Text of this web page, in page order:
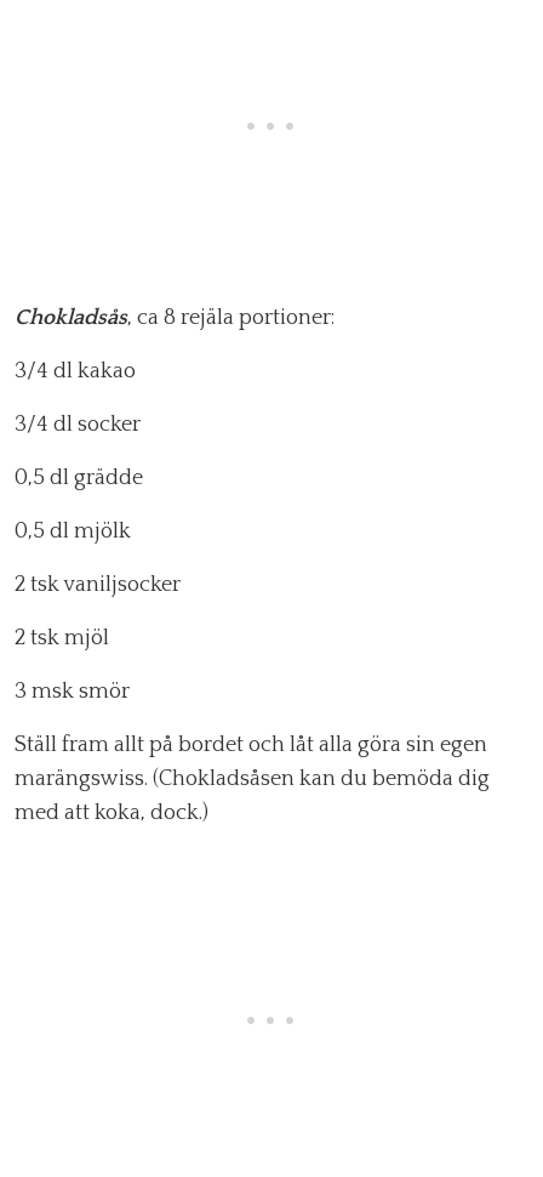
Chokladsås, ca 8 rejäla portioner:
3/4 dl kakao
3/4 dl socker
0,5 dl grädde
0,5 dl mjölk
2 tsk vaniljsocker
2 tsk mjöl
3 msk smör
Ställ fram allt på bordet och låt alla göra sin egen
marängswiss. (Chokladsåsen kan du bemöda dig
med att koka, dock.)